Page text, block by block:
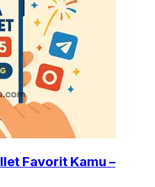
Favorit Kamu –